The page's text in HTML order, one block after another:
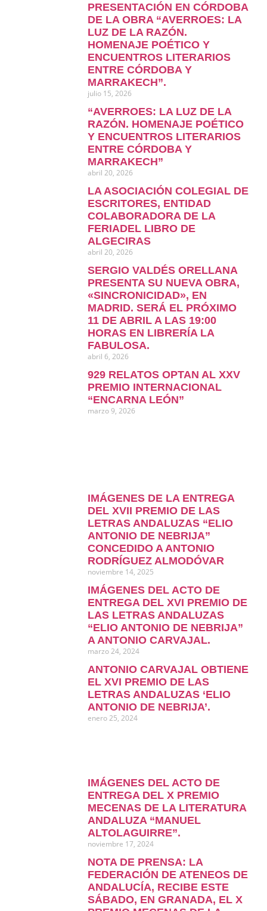
PRESENTACIÓN EN CÓRDOBA
DE LA OBRA “AVERROES: LA
LUZ DE LA RAZÓN.
HOMENAJE POÉTICO Y
ENCUENTROS LITERARIOS
ENTRE CÓRDOBA Y
MARRAKECH”.
julio 15, 2026
“AVERROES: LA LUZ DE LA
RAZÓN. HOMENAJE POÉTICO
Y ENCUENTROS LITERARIOS
ENTRE CÓRDOBA Y
MARRAKECH”
abril 20, 2026
LA ASOCIACIÓN COLEGIAL DE
ESCRITORES, ENTIDAD
COLABORADORA DE LA
FERIADEL LIBRO DE
ALGECIRAS
abril 20, 2026
SERGIO VALDÉS ORELLANA
PRESENTA SU NUEVA OBRA,
«SINCRONICIDAD», EN
MADRID. SERÁ EL PRÓXIMO
11 DE ABRIL A LAS 19:00
HORAS EN LIBRERÍA LA
FABULOSA.
abril 6, 2026
929 RELATOS OPTAN AL XXV
PREMIO INTERNACIONAL
“ENCARNA LEÓN”
marzo 9, 2026
IMÁGENES DE LA ENTREGA
DEL XVII PREMIO DE LAS
LETRAS ANDALUZAS “ELIO
ANTONIO DE NEBRIJA”
CONCEDIDO A ANTONIO
RODRÍGUEZ ALMODÓVAR
noviembre 14, 2025
IMÁGENES DEL ACTO DE
ENTREGA DEL XVI PREMIO DE
LAS LETRAS ANDALUZAS
“ELIO ANTONIO DE NEBRIJA”
A ANTONIO CARVAJAL.
marzo 24, 2024
ANTONIO CARVAJAL OBTIENE
EL XVI PREMIO DE LAS
LETRAS ANDALUZAS ‘ELIO
ANTONIO DE NEBRIJA’.
enero 25, 2024
IMÁGENES DEL ACTO DE
ENTREGA DEL X PREMIO
MECENAS DE LA LITERATURA
ANDALUZA “MANUEL
ALTOLAGUIRRE”.
noviembre 17, 2024
NOTA DE PRENSA: LA
FEDERACIÓN DE ATENEOS DE
ANDALUCÍA, RECIBE ESTE
SÁBADO, EN GRANADA, EL X